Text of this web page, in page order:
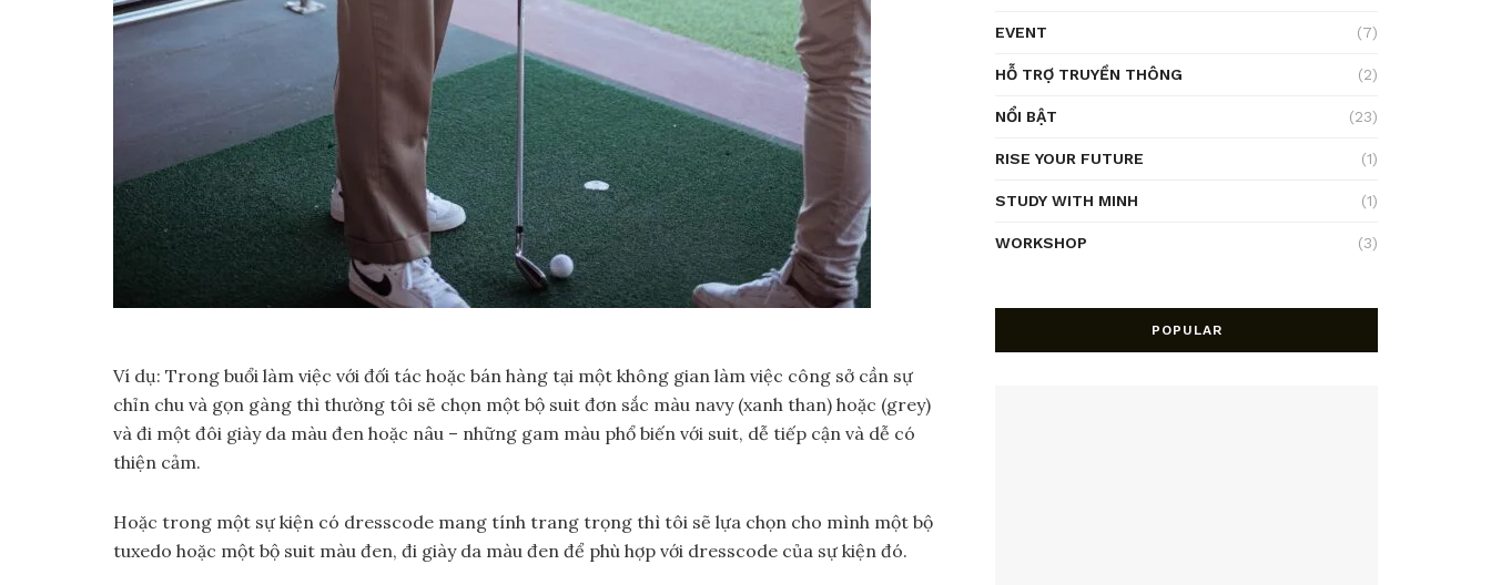
Ví dụ: Trong buổi làm việc với đối tác hoặc bán hàng tại một không gian làm việc công sở cần sự
chỉn chu và gọn gàng thì thường tôi sẽ chọn một bộ suit đơn sắc màu navy (xanh than) hoặc (grey)
và đi một đôi giày da màu đen hoặc nâu – những gam màu phổ biến với suit, dễ tiếp cận và dễ có
thiện cảm.
Hoặc trong một sự kiện có dresscode mang tính trang trọng thì tôi sẽ lựa chọn cho mình một bộ
tuxedo hoặc một bộ suit màu đen, đi giày da màu đen để phù hợp với dresscode của sự kiện đó.
EVENT (7)
HỖ TRỢ TRUYỀN THÔNG (2)
NỔI BẬT (23)
RISE YOUR FUTURE (1)
STUDY WITH MINH (1)
WORKSHOP (3)
POPULAR